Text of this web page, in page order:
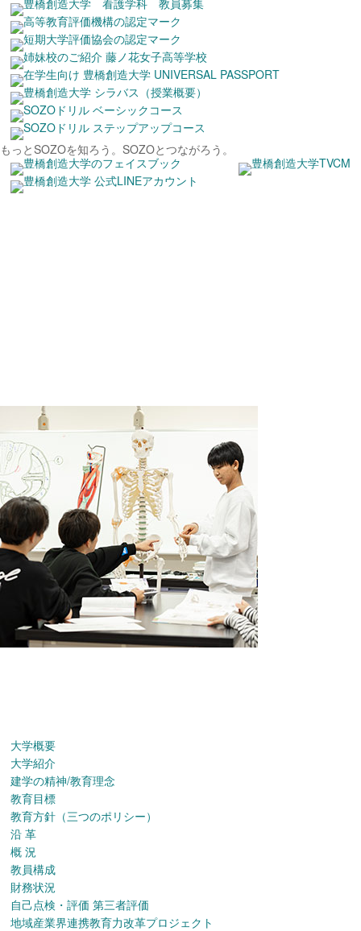
もっとSOZOを知ろう。 SOZOとつながろう。
大学概要
大学紹介
建学の精神/教育理念
教育目標
教育方針（三つのポリシー）
沿 革
概 況
教員構成
財務状況
自己点検・評価 第三者評価
地域産業界連携教育力改革プロジェクト